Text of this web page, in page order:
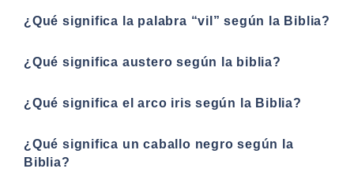
¿Qué significa la palabra “vil” según la Biblia?
¿Qué significa austero según la biblia?
¿Qué significa el arco iris según la Biblia?
¿Qué significa un caballo negro según la
Biblia?